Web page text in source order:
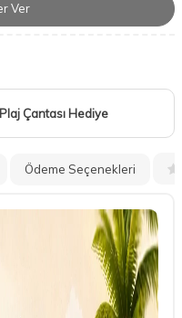
Ver
Plaj Çantası Hediye
Ödeme Seçenekleri